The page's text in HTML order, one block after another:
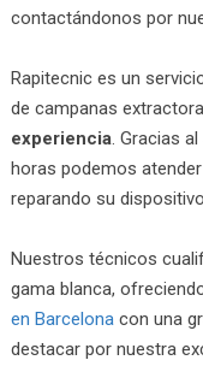
contactándonos por
Rapitecnic es un
de campanas
experiencia. Gracias
horas podemos
reparando su
Nuestros técnicos
gama blanca,
en Barcelona con una
destacar por nuestra